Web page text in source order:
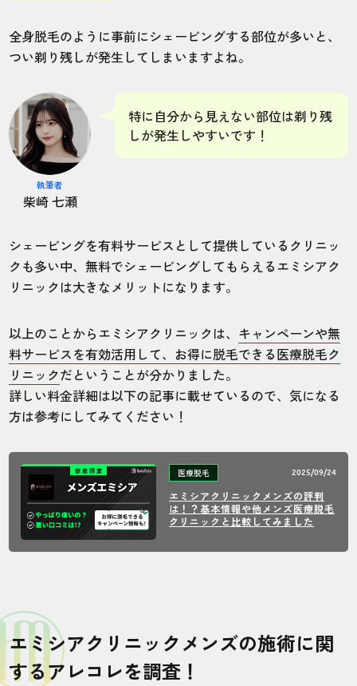
全身脱毛のように事前にシェービングする部位が多いと、
つい剃り残しが発生してしまいますよね。
執筆者
柴崎 七瀬
特に自分から見えない部位は剃り残
しが発生しやすいです！
シェービングを有料サービスとして提供しているクリニッ
クも多い中、無料でシェービングしてもらえるエミシアク
リニックは大きなメリットになります。
以上のことからエミシアクリニックは、 キャンペーンや無
料サービスを有効活用して、お得に脱毛できる医療脱毛ク
リニックだということが分かりました。
詳しい料金詳細は以下の記事に載せているので、気になる
方は参考にしてみてください！
医療脱毛 2025/09/24
エミシアクリニックメンズの評判
は！？基本情報や他メンズ医療脱毛
クリニックと比較してみました
エミシアクリニックメンズの施術に関
するアレコレを調査！